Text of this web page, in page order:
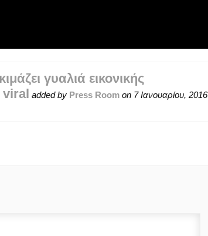
γυαλιά εικονικής
viral added by Press Roomon 7 Ιανουαρίου, 2016